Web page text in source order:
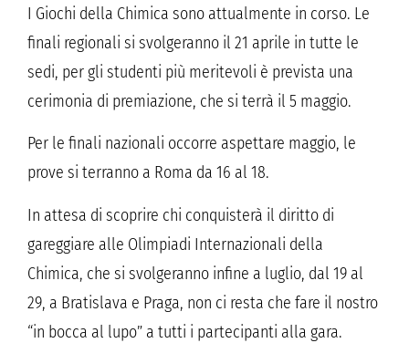
I Giochi della Chimica sono attualmente in corso. Le
finali regionali si svolgeranno il 21 aprile in tutte le
sedi, per gli studenti più meritevoli è prevista una
cerimonia di premiazione, che si terrà il 5 maggio.
Per le finali nazionali occorre aspettare maggio, le
prove si terranno a Roma da 16 al 18.
In attesa di scoprire chi conquisterà il diritto di
gareggiare alle Olimpiadi Internazionali della
Chimica, che si svolgeranno infine a luglio, dal 19 al
29, a Bratislava e Praga, non ci resta che fare il nostro
“in bocca al lupo” a tutti i partecipanti alla gara.